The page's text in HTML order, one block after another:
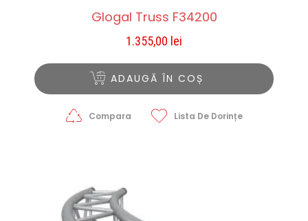
Glogal Truss F34200
1.355,00 lei
ADAUGĂ ÎN COȘ
Compara Lista De Dorințe